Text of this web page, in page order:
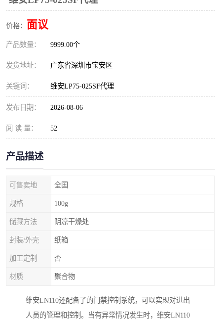
价格： 面议
产品数量： 9999.00个
发货地址： 广东省深圳市宝安区
关键词： 维安LP75-025SF代理
发布日期： 2026-08-06
阅 读 量： 52
产品描述
可售卖地 全国
规格 100g
储藏方法 阴凉干燥处
封装/外壳 纸箱
加工定制 否
材质 聚合物
维安LN110还配备了的门禁控制系统，可以实现对进出
人员的管理和控制。当有异常情况发生时，维安LN110
FT61F021